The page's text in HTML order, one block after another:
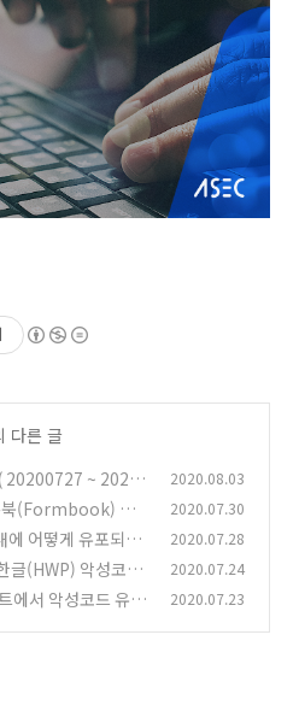
다른 글
20200727 ~ 20200
2020.08.03
북(Formbook) 악
2020.07.30
어떻게 유포되고
2020.07.28
글(HWP) 악성코드
2020.07.24
에서 악성코드 유포
2020.07.23